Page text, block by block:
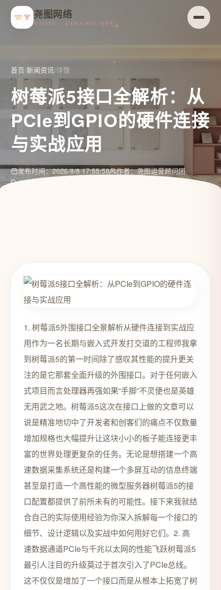
尧图网络
YAOTU · CERAMIC OPS
首页/新闻资讯/详情
树莓派5接口全解析：从
PCIe到GPIO的硬件连接
与实战应用
发布时间：2026/8/8 17:55:58
作者：尧图运营顾问团
分类：行业资讯
1. 树莓派5外围接口全景解析从硬件连接到实战应
用作为一名长期与嵌入式开发打交道的工程师我拿
到树莓派5的第一时间除了感叹其性能的提升更关
注的是它那套全面升级的外围接口。对于任何嵌入
式项目而言处理器再强如果“手脚”不灵便也是英雄
无用武之地。树莓派5这次在接口上做的文章可以
说是精准地切中了开发者和创客们的痛点不仅数量
增加规格也大幅提升让这块小小的板子能连接更丰
富的世界处理更复杂的任务。无论是想搭建一个高
速数据采集系统还是构建一个多屏互动的信息终端
甚至是打造一个高性能的微型服务器树莓派5的接
口配置都提供了前所未有的可能性。接下来我就结
合自己的实际使用经验为你深入拆解每一个接口的
细节、设计逻辑以及实战中如何用好它们。2. 高
速数据通道PCIe与千兆以太网的性能飞跃树莓派5
最引人注目的升级莫过于首次引入了PCIe总线。
这不仅仅是增加了一个接口而是从根本上拓宽了树